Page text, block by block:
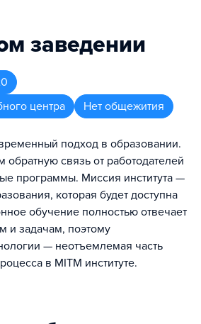
заведении
центра
Нет общежития
подход в образовании.
связь от работодателей
программы. Миссия института —
которая будет доступна
обучение полностью отвечает
и задачам, поэтому
— неотъемлемая часть
в MITM институте.